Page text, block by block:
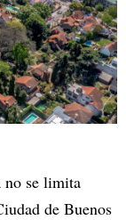
no se limita
de Buenos